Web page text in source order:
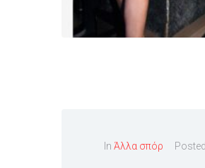
In Άλλα σπόρ Posted